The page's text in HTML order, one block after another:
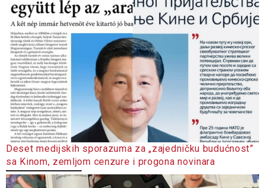
Deset medijskih sporazuma za „zajedničku budućnost”
sa Kinom, zemljom cenzure i progona novinara